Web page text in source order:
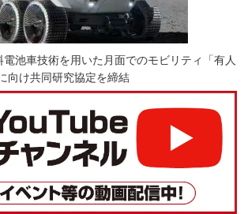
電池車技術を用いた月面でのモビリティ「有人
向け共同研究協定を締結